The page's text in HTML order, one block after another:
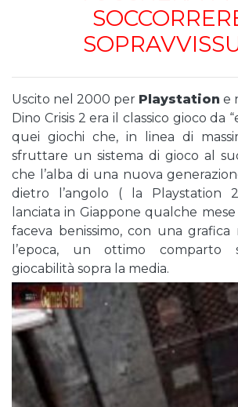
Uscito nel 2000 per Playstation e
Dino Crisis 2 era il classico gioco da
quei giochi che, in linea di
sfruttare un sistema di gioco al
che l’alba di una nuova
dietro l’angolo ( la Playstation
lanciata in Giappone qualche
faceva benissimo, con una
l’epoca, un ottimo comparto
giocabilità sopra la media.